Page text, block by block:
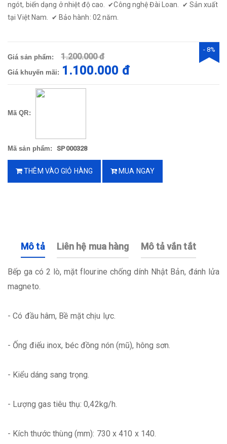
ngót, biến dạng ở nhiệt độ cao. ✔Công nghệ Đài Loan. ✔ Sản xuất
tại Việt Nam.
✔ Bảo hành: 02 năm.
Giá sản phẩm: 1.200.000 đ
Giá khuyến mãi: 1.100.000 đ
- 8%
Mã QR:
Mã sản phẩm: SP000328
THÊM VÀO GIỎ HÀNG MUA NGAY
Mô tả Liên hệ mua hàng Mô tả vắn tắt
Bếp ga có 2 lò, mặt flourine chống dính Nhật Bản, đánh lửa
magneto.
- Có đầu hâm, Bề mặt chịu lực.
- Ống điếu inox, béc đồng nón (mũ), hông sơn.
- Kiểu dáng sang trọng.
- Lượng gas tiêu thụ: 0,42kg/h.
- Kích thước thùng (mm): 730 x 410 x 140.